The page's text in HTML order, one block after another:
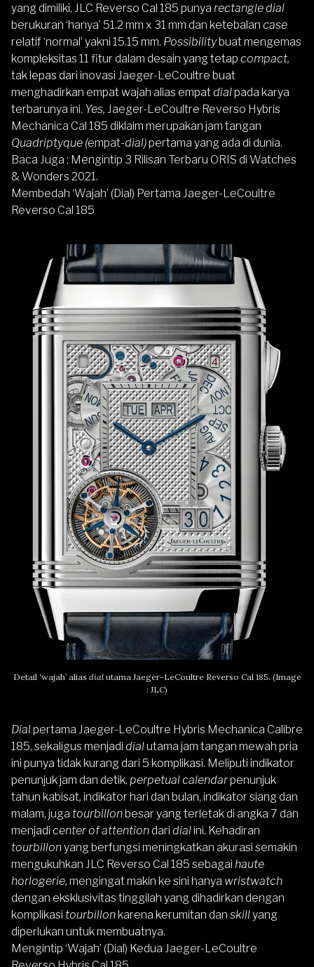
yang dimiliki, JLC Reverso Cal 185 punya rectangle dial
berukuran ‘hanya’ 51.2 mm x 31 mm dan ketebalan case
relatif ‘normal’ yakni 15.15 mm. Possibilitybuat mengemas
kompleksitas 11 fitur dalam desain yang tetap compact,
tak lepas dari inovasi Jaeger-LeCoultre buat
menghadirkan empat wajah alias empatdialpada karya
terbarunya ini. Yes, Jaeger-LeCoultre Reverso Hybris
Mechanica Cal 185 diklaim merupakan jam tangan
Quadriptyque (empat-dial)pertama yang ada di dunia.
Baca Juga : Mengintip 3 Rilisan Terbaru ORIS di Watches
& Wonders 2021.
Membedah ‘Wajah’ (Dial) Pertama Jaeger-LeCoultre
Reverso Cal 185
Detail ‘wajah’ alias dial utama Jaeger-LeCoultre Reverso Cal 185. (Image
: JLC)
Dialpertama Jaeger-LeCoultre Hybris Mechanica Calibre
185, sekaligus menjadi dialutama jam tangan mewah pria
ini punya tidak kurang dari 5 komplikasi. Meliputi indikator
penunjuk jam dan detik, perpetual calendarpenunjuk
tahun kabisat, indikator hari dan bulan, indikator siang dan
malam, juga tourbillonbesar yang terletak di angka 7 dan
menjadi center of attentiondari dialini. Kehadiran
tourbillonyang berfungsi meningkatkan akurasi semakin
mengukuhkan JLC Reverso Cal 185 sebagai haute
horlogerie, mengingat makin ke sini hanya wristwatch
dengan eksklusivitas tinggilah yang dihadirkan dengan
komplikasi tourbillonkarena kerumitan dan skillyang
diperlukan untuk membuatnya.
Mengintip ‘Wajah’ (Dial) Kedua Jaeger-LeCoultre